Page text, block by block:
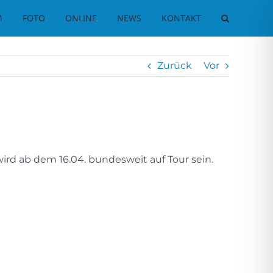
FOTO ONLINE NEWS KONTAKT
Zurück Vor
ab dem 16.04. bundesweit auf Tour sein.